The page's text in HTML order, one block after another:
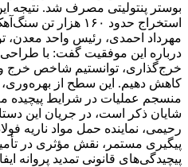
بوستر پنتولیتی مصرف شد. نتیجه
استخراج حدود ۱۶۰ هزار تن سنگ‌آهک بود.
مهرداد احمدی، رئیس واحد معدن،
درباره این موفقیت گفت: با
کاهش دهیم. این سطح از بهره‌وری،
منسجم عملیات در شرایط پیچیده
شایان ذکر است، در جریان این
رحیمی، نماینده حمل مواد ناریه
پیگیری مستمر، نقش مؤثری در
پیچیدگی‌های قانونی تمدید پروانه